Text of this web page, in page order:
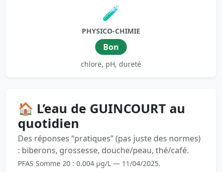
🧪
PHYSICO-CHIMIE
Bon
chlore, pH, dureté
🏠 L’eau de GUINCOURT au
quotidien
Des réponses “pratiques” (pas juste des normes)
: biberons, grossesse, douche/peau, thé/café.
PFAS Somme 20 : 0.004 µg/L — 11/04/2025.